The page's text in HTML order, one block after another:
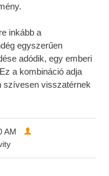
inkább a
egyszerűen
adódik, egy emberi
a kombináció adja
szívesen visszatérnek
AM